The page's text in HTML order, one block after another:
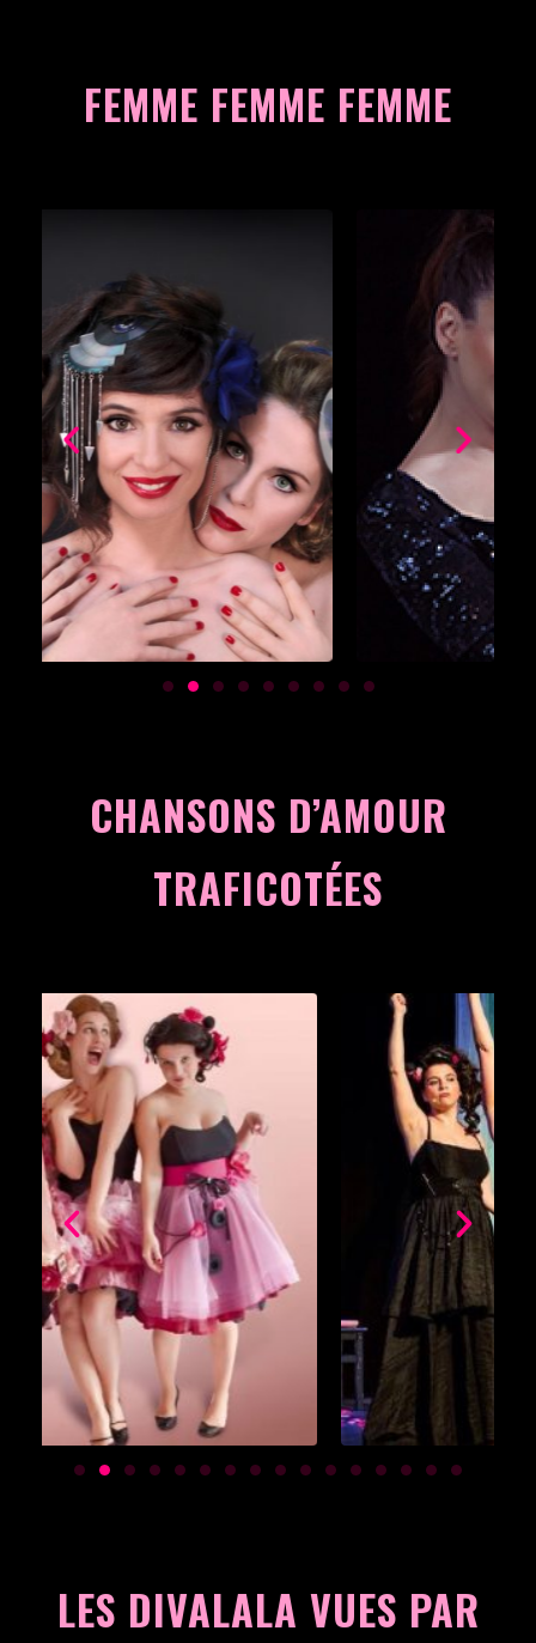
FEMME FEMME FEMME
CHANSONS D’AMOUR
TRAFICOTÉES
LES DIVALALA VUES PAR